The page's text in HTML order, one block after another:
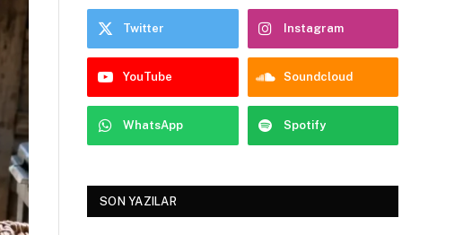
Twitter Instagram
YouTube Soundcloud
WhatsApp Spotify
SON YAZILAR